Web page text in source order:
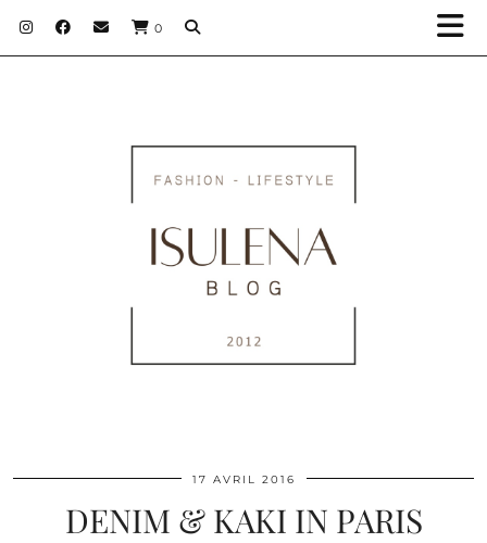
0
17 AVRIL 2016
DENIM & KAKI IN PARIS